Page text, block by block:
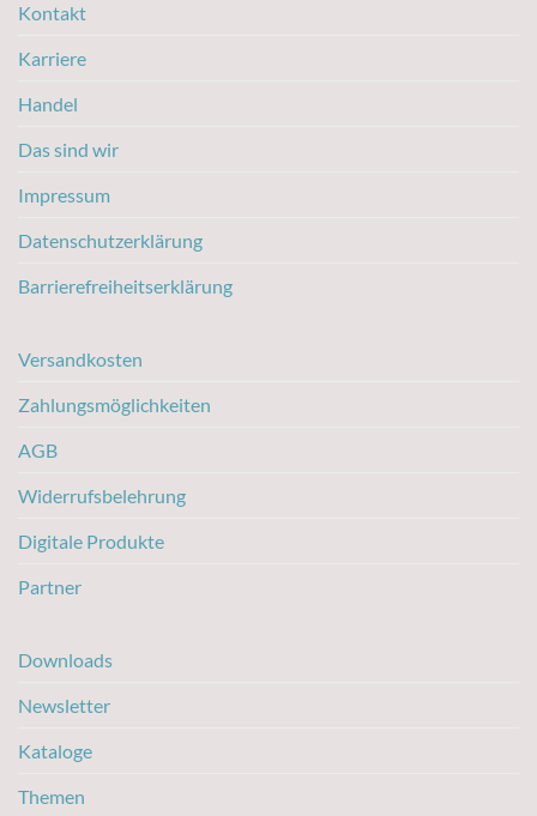
Kontakt
Karriere
Handel
Das sind wir
Impressum
Datenschutzerklärung
Barrierefreiheitserklärung
Versandkosten
Zahlungsmöglichkeiten
AGB
Widerrufsbelehrung
Digitale Produkte
Partner
Downloads
Newsletter
Kataloge
Themen